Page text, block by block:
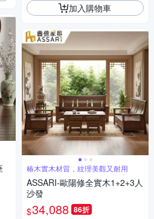
加入購物車
椿木實木材質，紋理美觀又耐用
ASSARI-歐陽修全實木1+2+3人
沙發
$34,088 86折